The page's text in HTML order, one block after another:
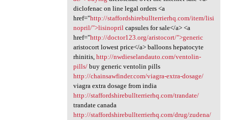
diclofenac on line legal orders <a
href="http://staffordshirebullterrierhq.com/item/lisi
nopril/">lisinoprilcapsules for sale</a> <a
href="http://doctor123.org/aristocort/">generic
aristocort lowest price</a> balloons hepatocyte
rhinitis, http://nwdieselandauto.com/ventolin-
pills/buy generic ventolin pills
http://chainsawfinder.com/viagra-extra-dosage/
viagra extra dosage from india
http://staffordshirebullterrierhq.com/trandate/
trandate canada
http://staffordshirebullterrierhq.com/drug/zudena/